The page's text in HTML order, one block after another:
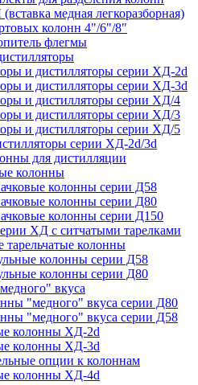
медная легкоразборная)
колонн 4"/6"/8"
флегмы
и дистилляторы серии ХД-2d
и дистилляторы серии ХД-3d
и дистилляторы серии ХД/4
и дистилляторы серии ХД/3
и дистилляторы серии ХД/5
серии ХД-2d/3d
для дистилляции
колонны
колонны серии Д58
колонны серии Д80
колонны серии Д150
ХД с ситчатыми тарелками
колонны
колонны серии Д58
колонны серии Д80
вкуса
"медного" вкуса серии Д80
"медного" вкуса серии Д58
колонны ХД-2d
колонны ХД-3d
опции к колоннам
колонны ХД-4d